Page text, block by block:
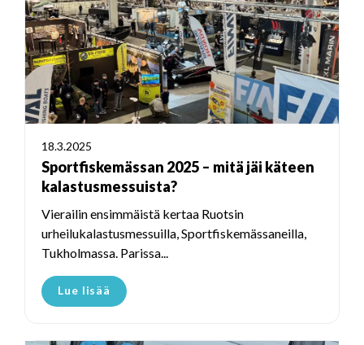
18.3.2025
Sportfiskemässan 2025 – mitä jäi käteen
kalastusmessuista?
Vierailin ensimmäistä kertaa Ruotsin
urheilukalastusmessuilla, Sportfiskemässaneilla,
Tukholmassa. Parissa...
Lue lisää